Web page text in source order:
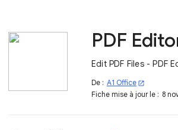
PDF
Edit PDF Files - PDF
De : A1 Office open_in_new
Fiche mise à jour le : 8